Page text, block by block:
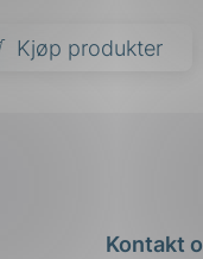
Kjøp produkter
Kontakt